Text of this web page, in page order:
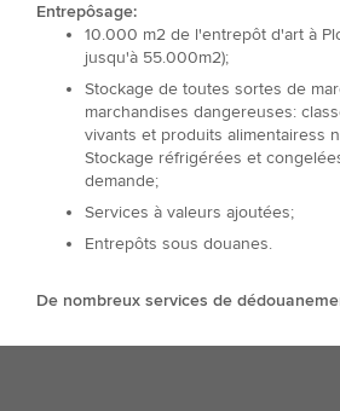
Entrepôsage:
10.000 m2 de l'entrepôt d'art à
jusqu'à 55.000m2);
Stockage de toutes sortes de
marchandises dangereuses:
vivants et produits alimentairess
Stockage réfrigérées et
demande;
Services à valeurs ajoutées;
Entrepôts sous douanes.
De nombreux services de